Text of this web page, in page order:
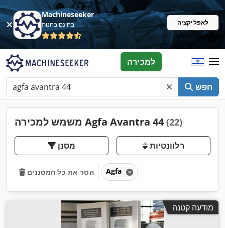
Machineseeker
בחינם בחנות לאפליקציה
חפש
למכירה
משמש למכירה Agfa Avantra 44 (22)
מסנן רלוונטיות
הסר את כל המסננים Agfa
מודעה קטנה